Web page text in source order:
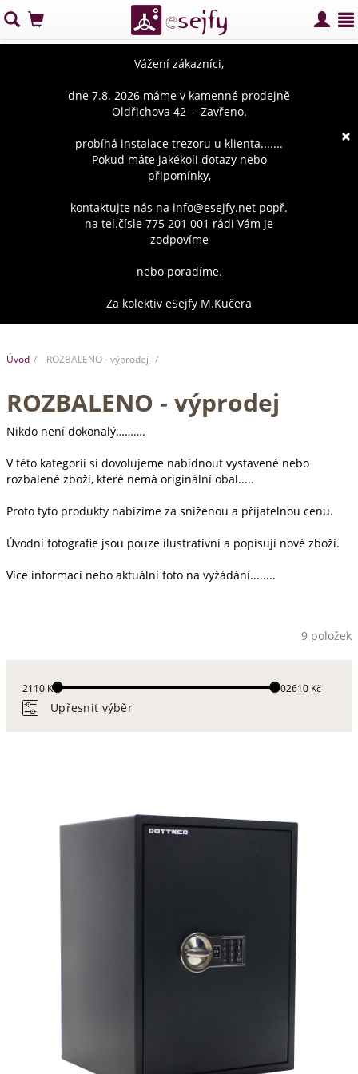
×
Vážení zákazníci,
dne 7.8. 2026 máme v kamenné prodejně
Oldřichova 42 -- Zavřeno.
probíhá instalace trezoru u klienta.......
Pokud máte jakékoli dotazy nebo
připomínky,
kontaktujte nás na info@esejfy.net popř.
na tel.čísle 775 201 001 rádi Vám je
zodpovíme
nebo poradíme.
Za kolektiv eSejfy M.Kučera
Úvod ROZBALENO - výprodej
ROZBALENO - výprodej
Nikdo není dokonalý……….
V této kategorii si dovolujeme nabídnout vystavené nebo
rozbalené zboží, které nemá originální obal.....
Proto tyto produkty nabízíme za sníženou a přijatelnou cenu.
Úvodní fotografie jsou pouze ilustrativní a popisují nové zboží.
Více informací nebo aktuální foto na vyžádání........
9 položek
Upřesnit výběr
2110 Kč 102610 Kč